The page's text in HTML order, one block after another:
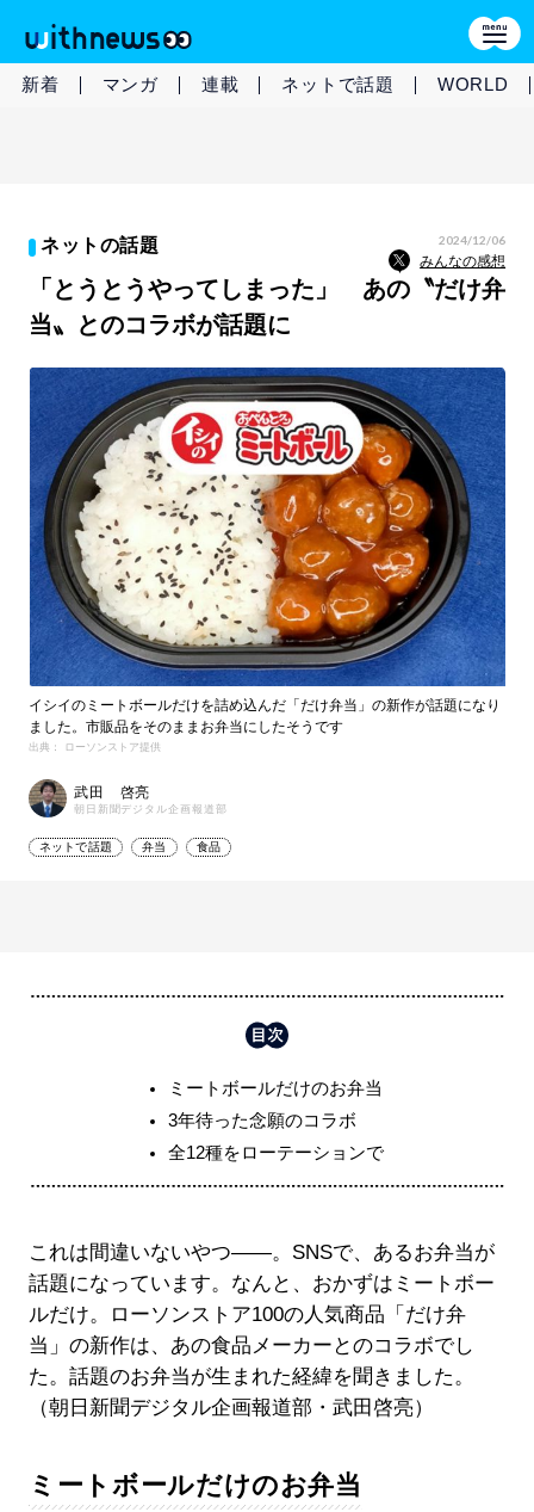
新着 マンガ 連載 ネットで話題 WORLD
ネットの話題 2024/12/06
みんなの感想
「とうとうやってしまった」 あの〝だけ弁
当〟とのコラボが話題に
イシイのミートボールだけを詰め込んだ「だけ弁当」の新作が話題になり
ました。市販品をそのままお弁当にしたそうです
出典： ローソンストア提供
武田 啓亮
朝日新聞デジタル企画報道部
ネットで話題 弁当 食品
ミートボールだけのお弁当
3年待った念願のコラボ
全12種をローテーションで
これは間違いないやつ――。SNSで、あるお弁当が
話題になっています。なんと、おかずはミートボー
ルだけ。ローソンストア100の人気商品「だけ弁
当」の新作は、あの食品メーカーとのコラボでし
た。話題のお弁当が生まれた経緯を聞きました。
（朝日新聞デジタル企画報道部・武田啓亮）
ミートボールだけのお弁当